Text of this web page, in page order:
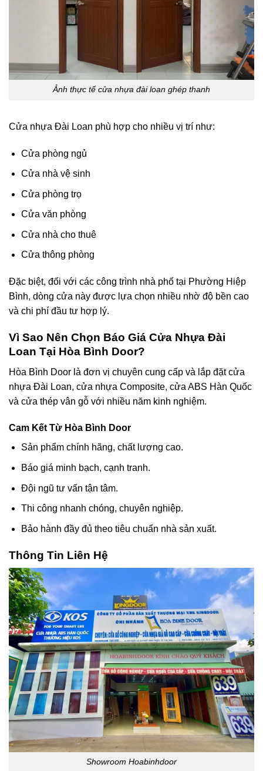
Ảnh thực tế cửa nhựa đài loan ghép thanh
Cửa nhựa Đài Loan phù hợp cho nhiều vị trí như:
Cửa phòng ngủ
Cửa nhà vệ sinh
Cửa phòng trọ
Cửa văn phòng
Cửa nhà cho thuê
Cửa thông phòng
Đặc biệt, đối với các công trình nhà phố tại Phường Hiệp
Bình, dòng cửa này được lựa chọn nhiều nhờ độ bền cao
và chi phí đầu tư hợp lý.
Vì Sao Nên Chọn Báo Giá Cửa Nhựa Đài
Loan Tại Hòa Bình Door?
Hòa Bình Door là đơn vị chuyên cung cấp và lắp đặt cửa
nhựa Đài Loan, cửa nhựa Composite, cửa ABS Hàn Quốc
và cửa thép vân gỗ với nhiều năm kinh nghiệm.
Cam Kết Từ Hòa Bình Door
Sản phẩm chính hãng, chất lượng cao.
Báo giá minh bạch, cạnh tranh.
Đội ngũ tư vấn tận tâm.
Thi công nhanh chóng, chuyên nghiệp.
Bảo hành đầy đủ theo tiêu chuẩn nhà sản xuất.
Thông Tin Liên Hệ
Showroom Hoabinhdoor